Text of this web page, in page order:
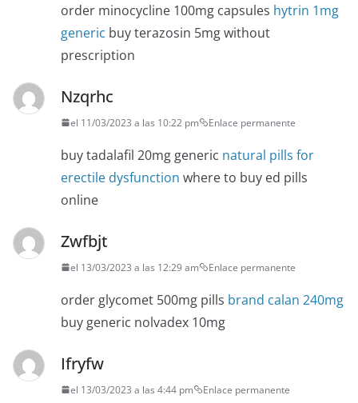
order minocycline 100mg capsules hytrin 1mg
generic buy terazosin 5mg without
prescription
Nzqrhc
el 11/03/2023 a las 10:22 pm Enlace permanente
buy tadalafil 20mg generic natural pills for
erectile dysfunction where to buy ed pills
online
Zwfbjt
el 13/03/2023 a las 12:29 am Enlace permanente
order glycomet 500mg pills brand calan 240mg
buy generic nolvadex 10mg
Ifryfw
el 13/03/2023 a las 4:44 pm Enlace permanente